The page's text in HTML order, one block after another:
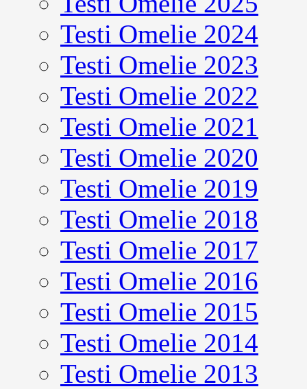
Testi Omelie 2024
Testi Omelie 2023
Testi Omelie 2022
Testi Omelie 2021
Testi Omelie 2020
Testi Omelie 2019
Testi Omelie 2018
Testi Omelie 2017
Testi Omelie 2016
Testi Omelie 2015
Testi Omelie 2014
Testi Omelie 2013